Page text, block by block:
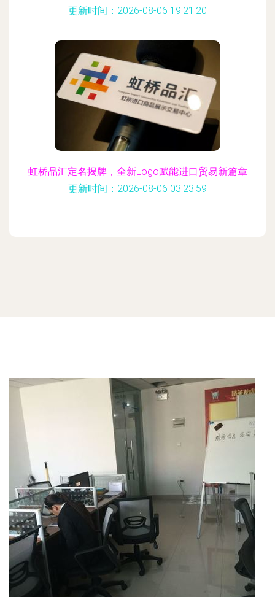
更新时间：2026-08-06 19:21:20
虹桥品汇定名揭牌，全新Logo赋能进口贸易新篇章
更新时间：2026-08-06 03:23:59